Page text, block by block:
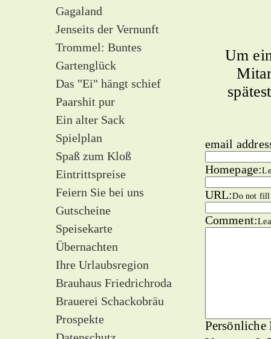
Gagaland
Jenseits der Vernunft
Trommel: Buntes
Gartenglück
Das "Ei" hängt schief
Paarshit pur
Ein alter Sack
Spielplan
Spaß zum Kloß
Eintrittspreise
Feiern Sie bei uns
Gutscheine
Speisekarte
Übernachten
Ihre Urlaubsregion
Brauhaus Friedrichroda
Brauerei Schackobräu
Prospekte
Um
email
Homepage:
URL:Do not
Comment:
Persönliche